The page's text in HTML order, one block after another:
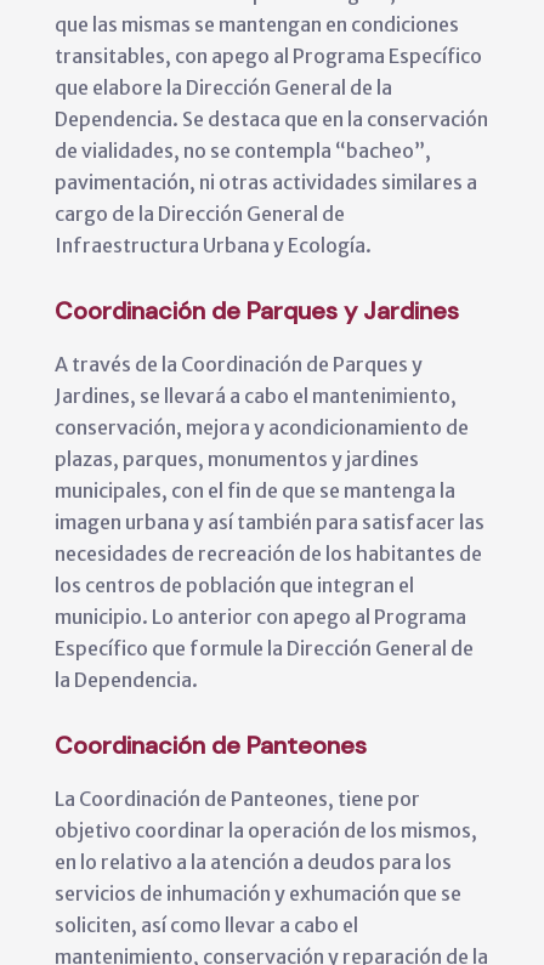
que las mismas se mantengan en condiciones
transitables, con apego al Programa Específico
que elabore la Dirección General de la
Dependencia. Se destaca que en la conservación
de vialidades, no se contempla “bacheo”,
pavimentación, ni otras actividades similares a
cargo de la Dirección General de
Infraestructura Urbana y Ecología.
Coordinación de Parques y Jardines
A través de la Coordinación de Parques y
Jardines, se llevará a cabo el mantenimiento,
conservación, mejora y acondicionamiento de
plazas, parques, monumentos y jardines
municipales, con el fin de que se mantenga la
imagen urbana y así también para satisfacer las
necesidades de recreación de los habitantes de
los centros de población que integran el
municipio. Lo anterior con apego al Programa
Específico que formule la Dirección General de
la Dependencia.
Coordinación de Panteones
La Coordinación de Panteones, tiene por
objetivo coordinar la operación de los mismos,
en lo relativo a la atención a deudos para los
servicios de inhumación y exhumación que se
soliciten, así como llevar a cabo el
mantenimiento, conservación y reparación de la